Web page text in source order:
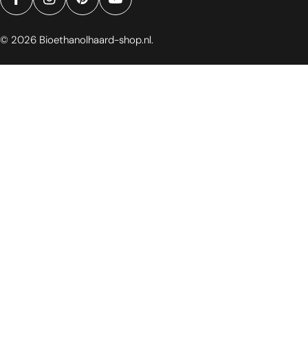
FacebookInstagramPinterestYouTube
© 2026 Bioethanolhaard-shop.nl.